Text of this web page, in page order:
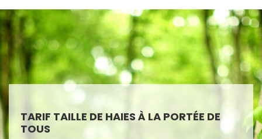
TARIF TAILLE DE HAIES À LA PORTÉE DE
TOUS